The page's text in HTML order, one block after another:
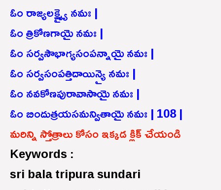
ఓం రాజ్యలక్ష్మ్యై నమః |
ఓం త్రికోణగాయై నమః |
ఓం సర్వసౌభాగ్యసంపన్నాయై నమః |
ఓం సర్వసంపత్తిదాయిన్యై నమః |
ఓం నవకోణపురావాసాయై నమః |
ఓం బిందుత్రయసమన్వితాయై నమః | 108 |
మరిన్ని స్తోత్రాలు కోసం ఇక్కడ క్లిక్ చేయండి
Keywords :
sri bala tripura sundari